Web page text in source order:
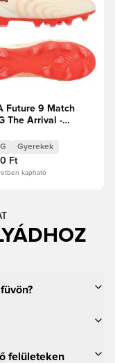
Future 9 Match
The Arrival -
Ultra Red/PUMA
Gyerek
Gyerekek
Ft
kapható
felületeken